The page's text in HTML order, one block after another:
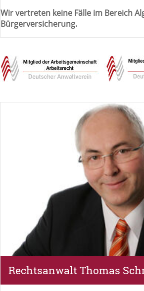
Wir vertreten keine Fälle im Bereich
Bürgerversicherung.
Rechtsanwalt Thomas